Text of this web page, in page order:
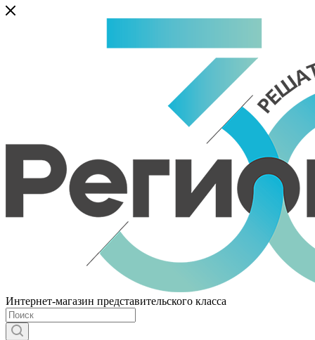
Интернет-магазин представительского класса